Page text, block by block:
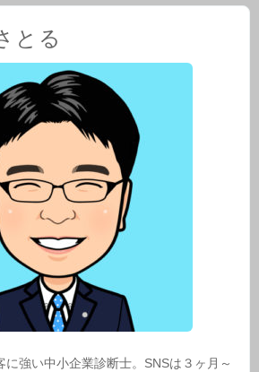
る
に強い中小企業診断士。SNSは３ヶ月～